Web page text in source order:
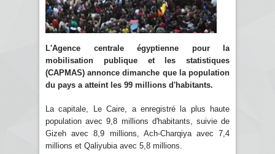
L'Agence centrale égyptienne pour la
mobilisation publique et les statistiques
(CAPMAS) annonce dimanche que la population
du pays a atteint les 99 millions d'habitants.
La capitale, Le Caire, a enregistré la plus haute
population avec 9,8 millions d'habitants, suivie de
Gizeh avec 8,9 millions, Ach-Charqiya avec 7,4
millions et Qaliyubia avec 5,8 millions.